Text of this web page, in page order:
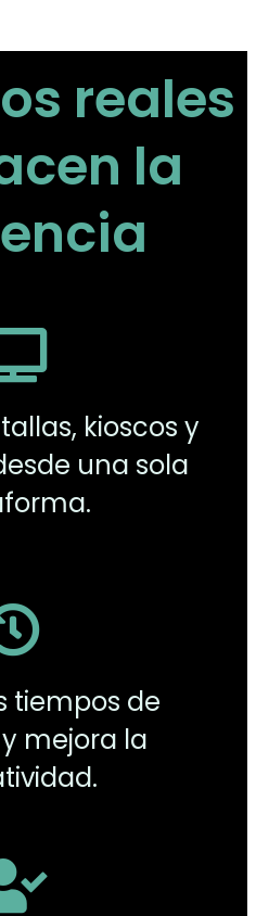
reales
la
kioscos y
una sola
tiempos de
mejora la